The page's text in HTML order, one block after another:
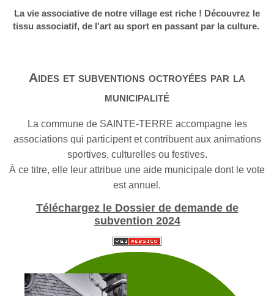
La vie associative de notre village est riche ! Découvrez le
tissu associatif, de l'art au sport en passant par la culture.
Aides et subventions octroyées par la
municipalité
La commune de SAINTE-TERRE accompagne les
associations qui participent et contribuent aux animations
sportives, culturelles ou festives.
À ce titre, elle leur attribue une aide municipale dont le vote
est annuel.
Téléchargez le Dossier de demande de
subvention 2024